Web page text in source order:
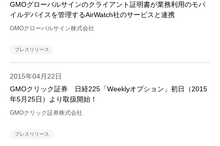
GMOグローバルサインのクライアント証明書が業務利用のモバ
イルデバイスを管理するAirWatch社のサービスと連携
GMOグローバルサイン株式会社
プレスリリース
2015年04月22日
GMOクリック証券 日経225「Weeklyオプション」初日（2015
年5月25日）より取扱開始！
GMOクリック証券株式会社
プレスリリース